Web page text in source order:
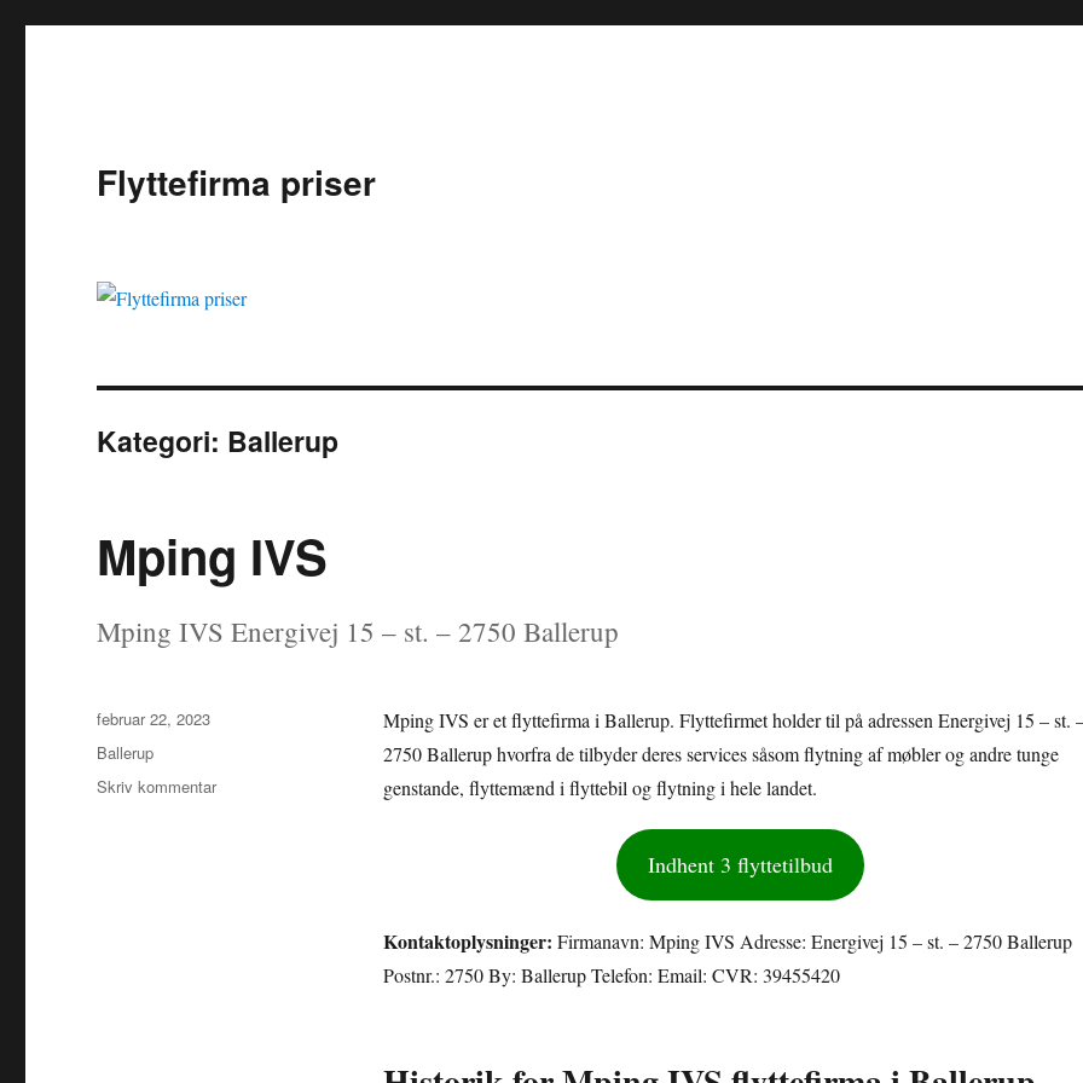
Flyttefirma priser
Kategori: Ballerup
Mping IVS
Mping IVS Energivej 15 – st. – 2750 Ballerup
Mping IVS er et flyttefirma i Ballerup. Flyttefirmet holder til på adressen Energivej 15 – st.
2750 Ballerup hvorfra de tilbyder deres services såsom flytning af møbler og andre tunge
genstande, flyttemænd i flyttebil og flytning i hele landet.
Indhent 3 flyttetilbud
Kontaktoplysninger: Firmanavn: Mping IVS Adresse: Energivej 15 – st. – 2750 Ballerup
Postnr.: 2750 By: Ballerup Telefon: Email: CVR: 39455420
Udgivet
februar 22, 2023
Kategorier
Ballerup
Skriv kommentartil